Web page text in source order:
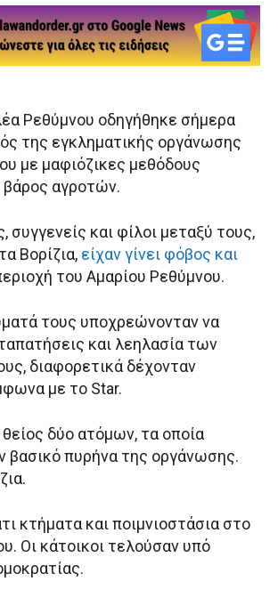
Ρεθύμνου οδηγήθηκε σήμερα
της εγκληματικής οργάνωσης
με μαφιόζικες μεθόδους
βάρος αγροτών.
συγγενείς και φίλοι μεταξύ τους,
Βορίζια, είχαν γίνει φόβος και
του Αμαρίου Ρεθύμνου.
τους υποχρεώνονταν να
και λεηλασία των
διαφορετικά δέχονταν
με το Star.
θείος δύο ατόμων, τα οποία
βασικό πυρήνα της οργάνωσης.
κτήματα και ποιμνιοστάσια στο
Οι κάτοικοι τελούσαν υπό